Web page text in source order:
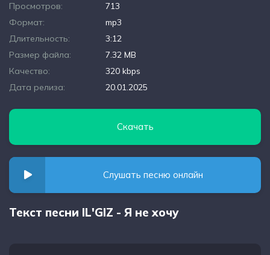
Просмотров:
713
Формат:
mp3
Длительность:
3:12
Размер файла:
7.32 MB
Качество:
320 kbps
Дата релиза:
20.01.2025
Скачать
Слушать песню онлайн
Текст песни IL'GIZ - Я не хочу